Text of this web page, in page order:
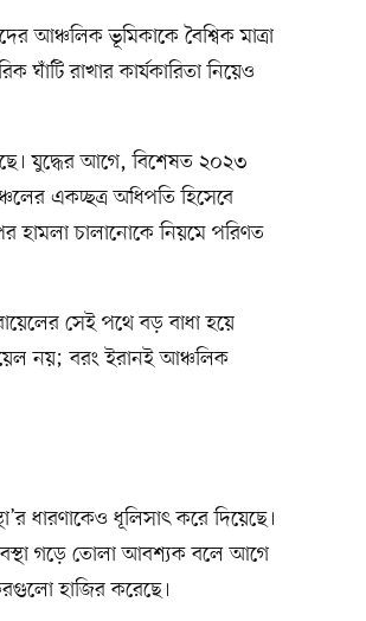
আঞ্চলিক ভূমিকাকে বৈশ্বিক মাত্রা
ঘাঁটি রাখার কার্যকারিতা নিয়েও
যুদ্ধের আগে, বিশেষত ২০২৩
একচ্ছত্র অধিপতি হিসেবে
হামলা চালানোকে নিয়মে পরিণত
সেই পথে বড় বাধা হয়ে
নয়; বরং ইরানই আঞ্চলিক
ধারণাকেও ধূলিসাৎ করে দিয়েছে।
গড়ে তোলা আবশ্যক বলে আগে
হাজির করেছে।